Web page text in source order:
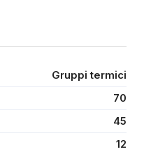
Gruppi termici
70
45
12